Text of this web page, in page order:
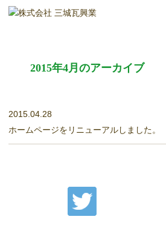
2015年4月のアーカイブ
2015.04.28
ホームページをリニューアルしました。